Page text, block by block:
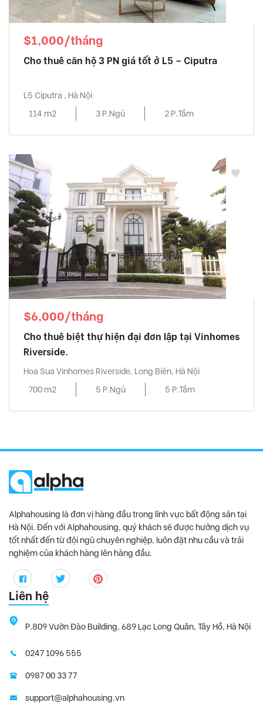
$1,000/tháng
Cho thuê căn hộ 3 PN giá tốt ở L5 – Ciputra
L5 Ciputra , Hà Nội
114 m2
3 P.Ngủ 2 P.Tắm
$6,000/tháng
Cho thuê biệt thự hiện đại đơn lập tại Vinhomes
Riverside.
Hoa Sua Vinhomes Riverside, Long Biên, Hà Nội
700 m2
5 P.Ngủ 5 P.Tắm
Alphahousing là đơn vị hàng đầu trong lĩnh vực bất động sản tại
Hà Nội. Đến với Alphahousing, quý khách sẽ được hưởng dịch vụ
tốt nhất đến từ đội ngũ chuyên nghiệp, luôn đặt nhu cầu và trải
nghiệm của khách hàng lên hàng đầu.
Liên hệ
P.809 Vườn Đào Building, 689 Lạc Long Quân, Tây Hồ, Hà Nội
0247 1096 555
0987 00 33 77
support@alphahousing.vn